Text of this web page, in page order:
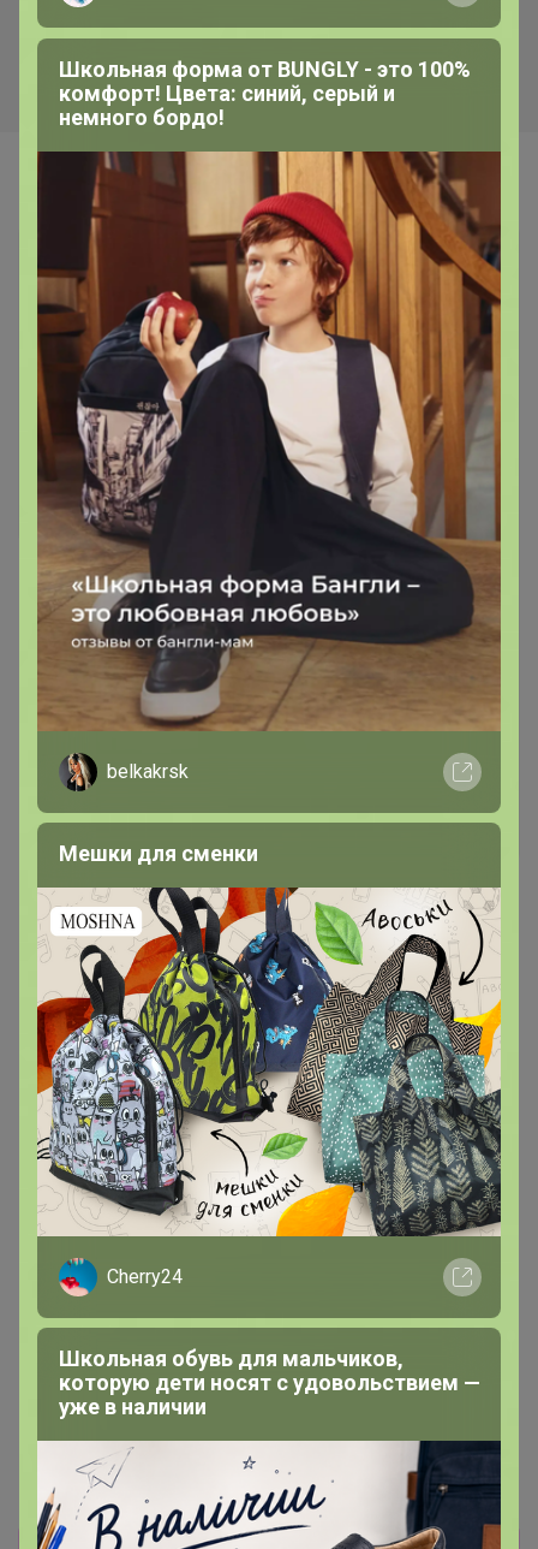
Самые желанные
ФЛИС
2 061р
Женские джинсы F`FIVE
19846-Warm
Джинсы женские F`FIVE
19839
Школьная форма от BUNGLY - это 100%
комфорт! Цвета: синий, серый и
немного бордо!
belkakrsk
Мешки для сменки
Cherry24
Школьная обувь для мальчиков,
которую дети носят с удовольствием —
уже в наличии